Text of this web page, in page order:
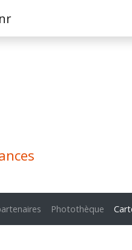
Photothèque